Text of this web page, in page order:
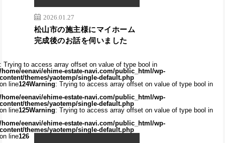
2026.01.27
松山市の施主様にマイホーム
完成後のお話を伺いました
Trying to access array offset on value of type bool in
home/eenavi/ehime-estate-navi.com/public_html/wp-
themes/yaotemp/single-default.php
line124Warning: Trying to access array offset on value of type bool in
home/eenavi/ehime-estate-navi.com/public_html/wp-
themes/yaotemp/single-default.php
line125Warning: Trying to access array offset on value of type bool in
home/eenavi/ehime-estate-navi.com/public_html/wp-
themes/yaotemp/single-default.php
line126